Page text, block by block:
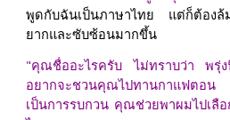
พูดกับฉันเป็นภาษาไทย แต่ก็ต้องล้
ยากและซับซ้อนมากขึ้น
"คุณชื่ออะไรครับ ไม่ทราบว่า พรุ่
อยากจะชวนคุณไปทานกาแฟตอ
เป็นการรบกวน คุณช่วยพาผมไปเลื